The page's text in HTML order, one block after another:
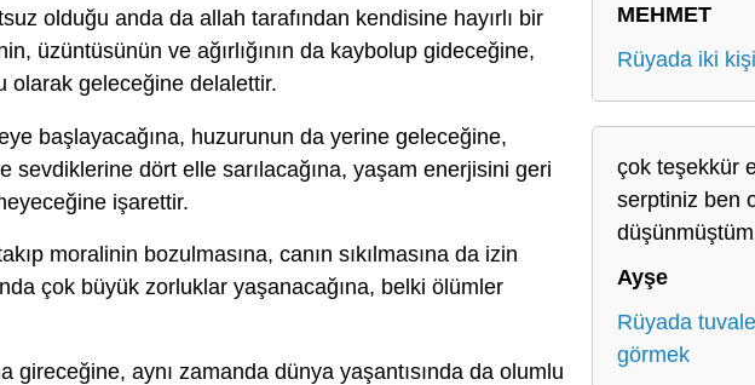
olduğu anda da allah tarafından kendisine hayırlı bir
üzüntüsünün ve ağırlığının da kaybolup gideceğine,
olarak geleceğine delalettir.
başlayacağına, huzurunun da yerine geleceğine,
sevdiklerine dört elle sarılacağına, yaşam enerjisini geri
işarettir.
moralinin bozulmasına, canın sıkılmasına da izin
çok büyük zorluklar yaşanacağına, belki ölümler
gireceğine, aynı zamanda dünya yaşantısında da olumlu
MEHMET
Rüyada iki
çok teşekkür
serptiniz ben
Ayşe
Rüyada
görmek